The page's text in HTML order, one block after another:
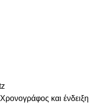
Χρονογράφος και ένδειξη